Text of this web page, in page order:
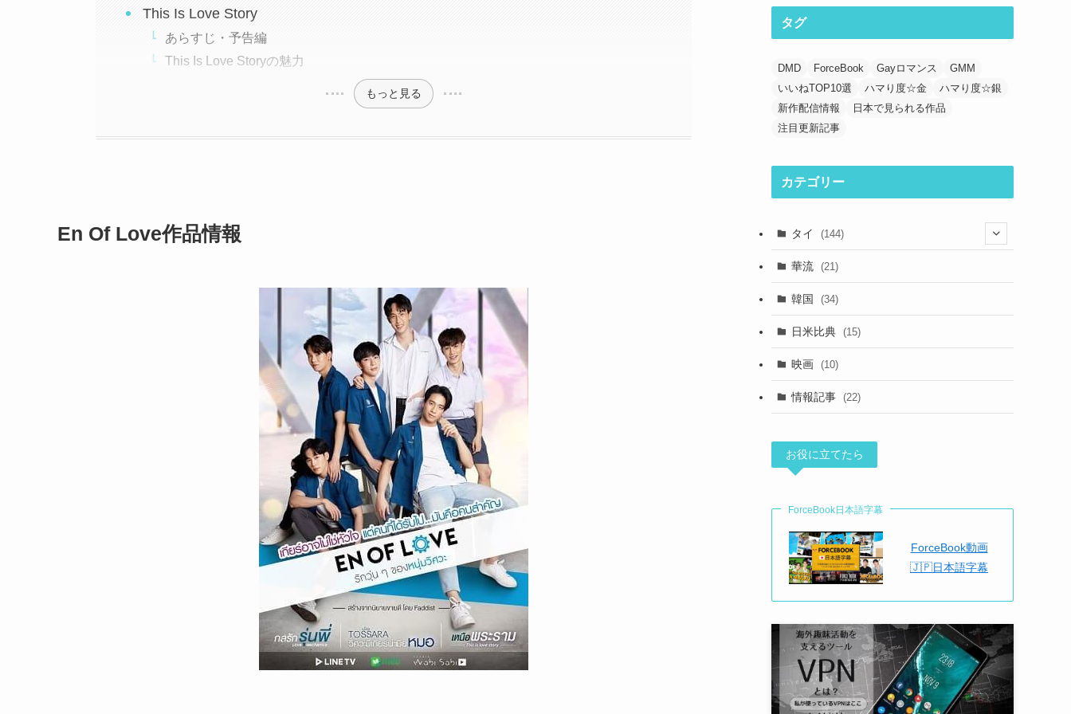
This Is Love Story
あらすじ・予告編
This Is Love Storyの魅力
もっと見る
En Of Love作品情報
タグ
DMD ForceBook Gayロマンス
GMM
いいねTOP10選
ハマり度☆金
ハマり度☆銀
新作配信情報
日本で見られる作品
注目更新記事
カテゴリー
タイ (144)
華流 (21)
韓国 (34)
日米比典 (15)
映画 (10)
情報記事 (22)
お役に立てたら
ForceBook日本語字幕
ForceBook動画
🇯🇵日本語字幕